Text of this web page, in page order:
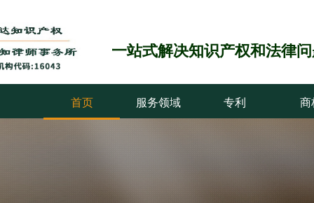
首页 服务领域 专利 商
一站式解决知识产权和法律